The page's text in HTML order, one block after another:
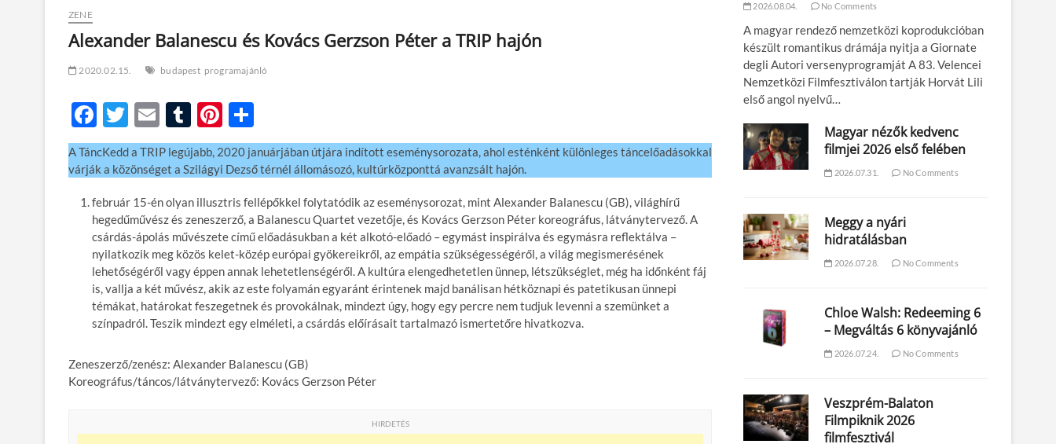
ZENE
Alexander Balanescu és Kovács Gerzson Péter a TRIP hajón
2020.02.15. budapest programajánló
F
ac
e
b
o
o
k
T
w
itt
er
E
m
ail
T
u
m
bl
r
Pi
nt
er
es
t
ss
za
m
e
g
A TáncKedd a TRIP legújabb, 2020 januárjában útjára indított eseménysorozata, ahol esténként különleges táncelőadásokkal
várják a közönséget a Szilágyi Dezső térnél állomásozó, kultúrközponttá avanzsált hajón.
február 15-én olyan illusztris fellépőkkel folytatódik az eseménysorozat, mint Alexander Balanescu (GB), világhírű
hegedűművész és zeneszerző, a Balanescu Quartet vezetője, és Kovács Gerzson Péter koreográfus, látványtervező. A
csárdás-ápolás művészete című előadásukban a két alkotó-előadó – egymást inspirálva és egymásra reflektálva –
nyilatkozik meg közös kelet-közép európai gyökereikről, az empátia szükségességéről, a világ megismerésének
lehetőségéről vagy éppen annak lehetetlenségéről. A kultúra elengedhetetlen ünnep, létszükséglet, még ha időnként fáj
is, vallja a két művész, akik az este folyamán egyaránt érintenek majd banálisan hétköznapi és patetikusan ünnepi
témákat, határokat feszegetnek és provokálnak, mindezt úgy, hogy egy percre nem tudjuk levenni a szemünket a
színpadról. Teszik mindezt egy elméleti, a csárdás előírásait tartalmazó ismertetőre hivatkozva.
Zeneszerző/zenész: Alexander Balanescu (GB)
Koreográfus/táncos/látványtervező: Kovács Gerzson Péter
HIRDETÉS
2026.08.04. No Comments
A magyar rendező nemzetközi koprodukcióban
készült romantikus drámája nyitja a Giornate
degli Autori versenyprogramját A 83. Velencei
Nemzetközi Filmfesztiválon tartják Horvát Lili
első angol nyelvű…
Magyar nézők kedvenc
filmjei 2026 első felében
2026.07.31. No Comments
Meggy a nyári
hidratálásban
2026.07.28. No Comments
Chloe Walsh: Redeeming 6
– Megváltás 6 könyvajánló
2026.07.24. No Comments
Veszprém-Balaton
Filmpiknik 2026
filmfesztivál